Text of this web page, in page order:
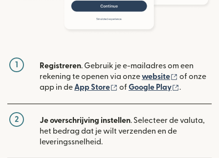
1 Registreren. Gebruik je e-mailadres om een
rekening te openen via onzewebsite (wordt
of onze
app in deApp Store (wordt geopend in een
of Google Play (wordt
.
2 Je overschrijving instellen. Selecteer de valuta,
het bedrag dat je wilt verzenden en de
leveringssnelheid.